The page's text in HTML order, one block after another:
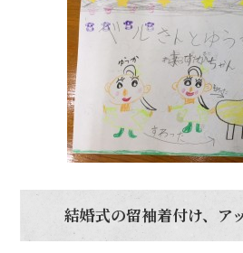
結婚式の留袖着付け、ア